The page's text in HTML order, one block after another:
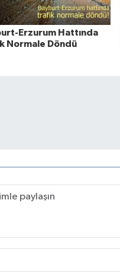
Erzurum Hattında
Normale Döndü